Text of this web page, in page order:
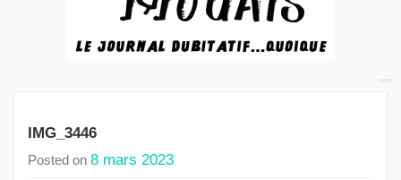
IMG_3446
Posted on 8 mars 2023